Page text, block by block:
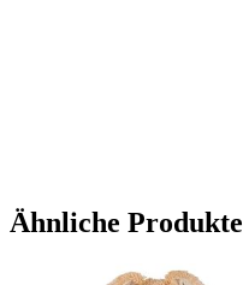
Ähnliche Produkte